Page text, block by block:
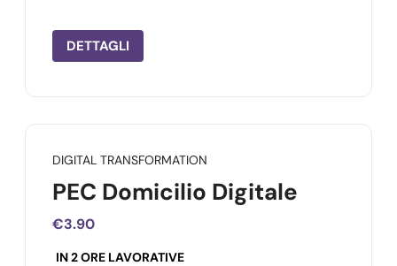
DETTAGLI
DIGITAL TRANSFORMATION
PEC Domicilio Digitale
€3.90
IN 2 ORE LAVORATIVE